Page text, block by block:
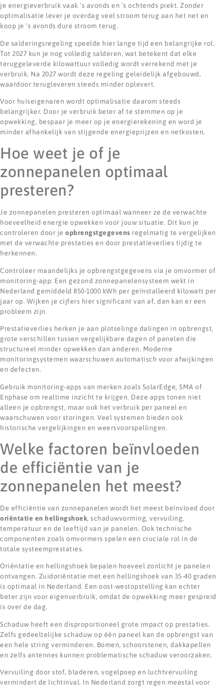
je energieverbruik vaak ’s avonds en ’s ochtends piekt. Zonder
optimalisatie lever je overdag veel stroom terug aan het net en
koop je ’s avonds dure stroom terug.
De salderingsregeling speelde hier lange tijd een belangrijke rol.
Tot 2027 kun je nog volledig salderen, wat betekent dat elke
teruggeleverde kilowattuur volledig wordt verrekend met je
verbruik. Na 2027 wordt deze regeling geleidelijk afgebouwd,
waardoor terugleveren steeds minder oplevert.
Voor huiseigenaren wordt optimalisatie daarom steeds
belangrijker. Door je verbruik beter af te stemmen op je
opwekking, bespaar je meer op je energierekening en word je
minder afhankelijk van stijgende energieprijzen en netkosten.
Hoe weet je of je
zonnepanelen optimaal
presteren?
Je zonnepanelen presteren optimaal wanneer ze de verwachte
hoeveelheid energie opwekken voor jouw situatie. Dit kun je
controleren door je opbrengstgegevens regelmatig te vergelijken
met de verwachte prestaties en door prestatieverlies tijdig te
herkennen.
Controleer maandelijks je opbrengstgegevens via je omvormer of
monitoring-app. Een gezond zonnepanelensysteem wekt in
Nederland gemiddeld 850-1000 kWh per geïnstalleerd kilowatt per
jaar op. Wijken je cijfers hier significant van af, dan kan er een
probleem zijn.
Prestatieverlies herken je aan plotselinge dalingen in opbrengst,
grote verschillen tussen vergelijkbare dagen of panelen die
structureel minder opwekken dan anderen. Moderne
monitoringsystemen waarschuwen automatisch voor afwijkingen
en defecten.
Gebruik monitoring-apps van merken zoals SolarEdge, SMA of
Enphase om realtime inzicht te krijgen. Deze apps tonen niet
alleen je opbrengst, maar ook het verbruik per paneel en
waarschuwen voor storingen. Veel systemen bieden ook
historische vergelijkingen en weersvoorspellingen.
Welke factoren beïnvloeden
de efficiëntie van je
zonnepanelen het meest?
De efficiëntie van zonnepanelen wordt het meest beïnvloed door
oriëntatie en hellingshoek, schaduwvorming, vervuiling,
temperatuur en de leeftijd van je panelen. Ook technische
componenten zoals omvormers spelen een cruciale rol in de
totale systeemprestaties.
Oriëntatie en hellingshoek bepalen hoeveel zonlicht je panelen
ontvangen. Zuidoriëntatie met een hellingshoek van 35-40 graden
is optimaal in Nederland. Een oost-westopstelling kan echter
beter zijn voor eigenverbruik, omdat de opwekking meer gespreid
is over de dag.
Schaduw heeft een disproportioneel grote impact op prestaties.
Zelfs gedeeltelijke schaduw op één paneel kan de opbrengst van
een hele string verminderen. Bomen, schoorstenen, dakkapellen
en zelfs antennes kunnen problematische schaduw veroorzaken.
Vervuiling door stof, bladeren, vogelpoep en luchtvervuiling
vermindert de lichtinval. In Nederland zorgt regen meestal voor